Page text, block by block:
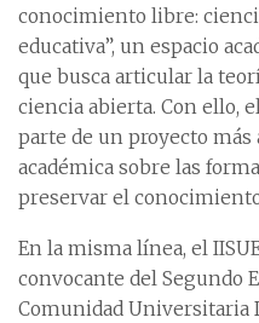
conocimiento libre:
educativa”, un espacio
que busca articular la
ciencia abierta. Con ello,
parte de un proyecto
académica sobre las
preservar el
En la misma línea, el
convocante del Segundo
Comunidad Universitaria